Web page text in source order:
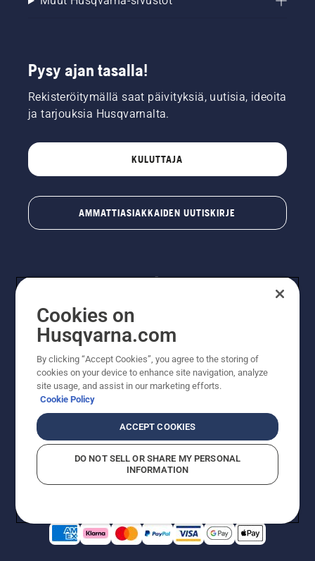
Pysy ajan tasalla!
Rekisteröitymällä saat päivityksiä, uutisia, ideoita
ja tarjouksia Husqvarnalta.
KULUTTAJA
AMMATTIASIAKKAIDEN UUTISKIRJE
© Husqvarna AB (publ). Kaikki oikeudet pidätetään.
Hinnat ovat suositushintoja. Varaamme oikeudet
hintamuutoksiin, kirjoitus- ja sisältövirheisiin. Sivusto
pyritään pitämään mahdollisimman ajantasaisena ja
suositushintoja (sis. alv), ellei tuotetta voi ostaa
suoraan verkkosivustoltamme.
EvästekäytäntöKäyttöehdotTietosuojailmoitusTiedot
Epäillyistä rikkomuksista ilmoittaminen
Cookies on
Husqvarna.com
By clicking “Accept Cookies”, you agree to the storing of
cookies on your device to enhance site navigation, analyze
site usage, and assist in our marketing efforts.
Cookie Policy
ACCEPT COOKIES
DO NOT SELL OR SHARE MY PERSONAL
INFORMATION